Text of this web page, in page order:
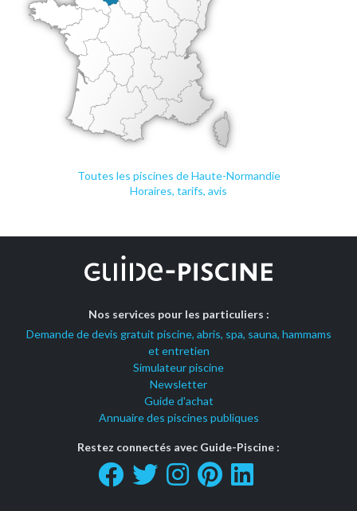
Toutes les piscines de Haute-Normandie
Horaires, tarifs, avis
Nos services pour les particuliers :
Demande de devis gratuit piscine, abris, spa, sauna, hammams
et entretien
Simulateur piscine
Newsletter
Guide d'achat
Annuaire des piscines publiques
Restez connectés avec Guide-Piscine :